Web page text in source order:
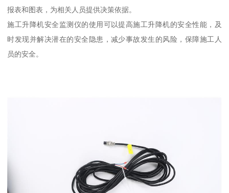
报表和图表，为相关人员提供决策依据。
施工升降机安全监测仪的使用可以提高施工升降机的安全性能，及
时发现并解决潜在的安全隐患，减少事故发生的风险，保障施工人
员的安全。